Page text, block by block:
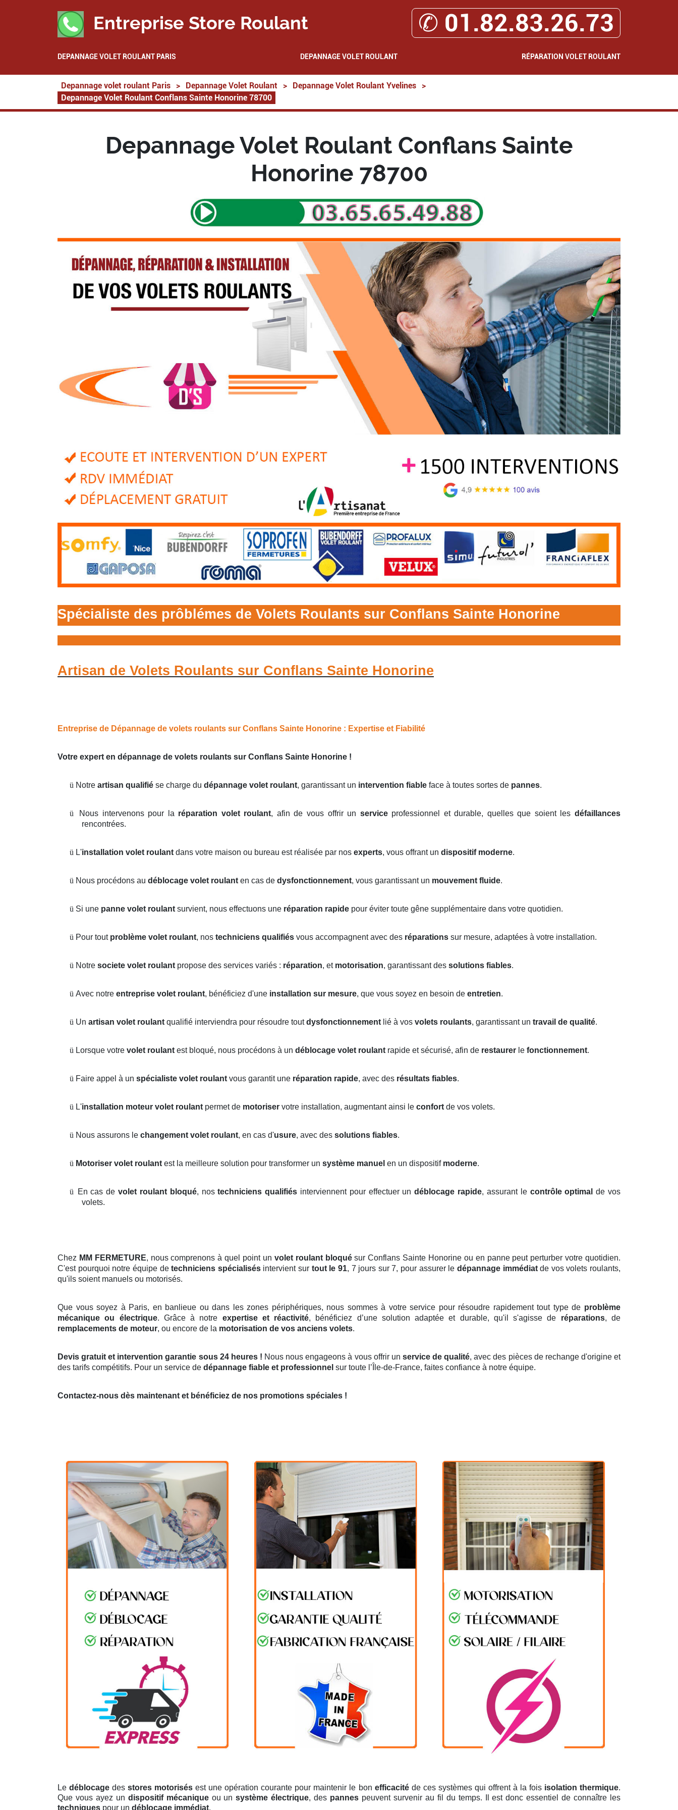
Entreprise Store Roulant ✆ 01.82.83.26.73
DEPANNAGE VOLET ROULANT PARIS DEPANNAGE VOLET ROULANT RÉPARATION VOLET ROULANT
Depannage volet roulant Paris > Depannage Volet Roulant > Depannage Volet Roulant Yvelines
>
Depannage Volet Roulant Conflans Sainte Honorine 78700
Depannage Volet Roulant Conflans Sainte
Honorine 78700
Spécialiste des prôblémes de Volets Roulants sur Conflans Sainte Honorine
Artisan de Volets Roulants sur Conflans Sainte Honorine
Entreprise de Dépannage de volets roulants sur Conflans Sainte Honorine : Expertise et Fiabilité
Votre expert en dépannage de volets roulants sur Conflans Sainte Honorine !
ü Notre artisan qualifié se charge du dépannage volet roulant, garantissant un intervention fiable face à toutes sortes de pannes.
ü Nous intervenons pour la réparation volet roulant, afin de vous offrir un serviceprofessionnel et durable, quelles que soient lesdéfaillances
rencontrées.
ü L'installation volet roulant dans votre maison ou bureau est réalisée par nos experts, vous offrant un dispositif moderne.
ü Nous procédons au déblocage volet roulant en cas de dysfonctionnement, vous garantissant un mouvement fluide.
ü Si une panne volet roulant survient, nous effectuons une réparation rapide pour éviter toute gêne supplémentaire dans votre quotidien.
ü Pour tout problème volet roulant, nos techniciens qualifiés vous accompagnent avec des réparations sur mesure, adaptées à votre installation.
ü Notre societe volet roulant propose des services variés : réparation, et motorisation, garantissant des solutions fiables.
ü Avec notre entreprise volet roulant, bénéficiez d'une installation sur mesure, que vous soyez en besoin de entretien.
ü Un artisan volet roulant qualifié interviendra pour résoudre toutdysfonctionnement lié à vos volets roulants, garantissant un travail de qualité.
ü Lorsque votre volet roulant est bloqué, nous procédons à un déblocage volet roulant rapide et sécurisé, afin de restaurer le fonctionnement.
ü Faire appel à un spécialiste volet roulant vous garantit une réparation rapide, avec des résultats fiables.
ü L'installation moteur volet roulant permet de motoriser votre installation, augmentant ainsi le confort de vos volets.
ü Nous assurons le changement volet roulant, en cas d'usure, avec des solutions fiables.
ü Motoriser volet roulant est la meilleure solution pour transformer un système manuel en un dispositif moderne.
ü En cas devolet roulant bloqué, nostechniciens qualifiés interviennent pour effectuer undéblocage rapide, assurant le contrôle optimal de vos
volets.
Chez MM FERMETURE, nous comprenons à quel point un volet roulant bloquésur Conflans Sainte Honorine ou en panne peut perturber votre quotidien.
C'est pourquoi notre équipe detechniciens spécialisésintervient sur tout le 91, 7 jours sur 7, pour assurer le dépannage immédiatde vos volets roulants,
qu'ils soient manuels ou motorisés.
Que vous soyez à Paris, en banlieue ou dans les zones périphériques, nous sommes à votre service pour résoudre rapidement tout type de problème
mécanique ou électrique. Grâce à notre expertise et réactivité, bénéficiez d’une solution adaptée et durable, qu'il s'agisse de réparations, de
remplacements de moteur, ou encore de la motorisation de vos anciens volets.
Devis gratuit et intervention garantie sous 24 heures ! Nous nous engageons à vous offrir un service de qualité, avec des pièces de rechange d'origine et
des tarifs compétitifs. Pour un service de dépannage fiable et professionnel sur toute l’Île-de-France, faites confiance à notre équipe.
Contactez-nous dès maintenant et bénéficiez de nos promotions spéciales !
Ledéblocage desstores motorisés est une opération courante pour maintenir le bon efficacitéde ces systèmes qui offrent à la fois isolation thermique.
Que vous ayez un dispositif mécaniqueou unsystème électrique, des pannes peuvent survenir au fil du temps. Il est donc essentiel de connaître les
techniques pour un déblocage immédiat.